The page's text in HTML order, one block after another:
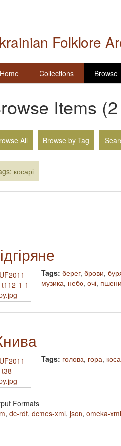
Folklore
Home Collections Browse
Items
All Browse by Tag
косарі
Tags: берег, брови,
музика, небо, очі,
Tags: голова, гора,
Formats
, dc-rdf, dcmes-xml, json, omeka-xml